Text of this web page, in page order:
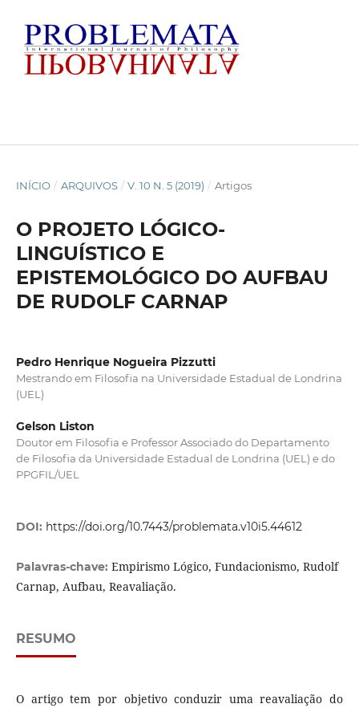
INÍCIO / ARQUIVOS / V. 10 N. 5 (2019) / Artigos
O PROJETO LÓGICO-
LINGUÍSTICO E
EPISTEMOLÓGICO DO AUFBAU
DE RUDOLF CARNAP
Pedro Henrique Nogueira Pizzutti
Mestrando em Filosofia na Universidade Estadual de Londrina
(UEL)
Gelson Liston
Doutor em Filosofia e Professor Associado do Departamento
de Filosofia da Universidade Estadual de Londrina (UEL) e do
PPGFIL/UEL
DOI: https://doi.org/10.7443/problemata.v10i5.44612
Palavras-chave: Empirismo Lógico, Fundacionismo, Rudolf
Carnap, Aufbau, Reavaliação.
RESUMO
O artigo tem por objetivo conduzir uma reavaliação do